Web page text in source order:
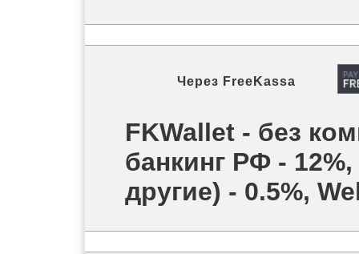
Через FreeKassa
FKWallet - без
банкинг РФ -
другие) - 0.5%,